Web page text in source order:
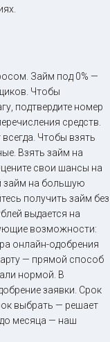
Займ под 0% —
Чтобы
подтвердите номер
средств.
Чтобы взять
Взять займ на
свои шансы на
займ на большую
получить займ без
выдается на
возможности:
онлайн-одобрения
— прямой способ
нормой. В
заявки. Срок
выбрать — решает
месяца — наш